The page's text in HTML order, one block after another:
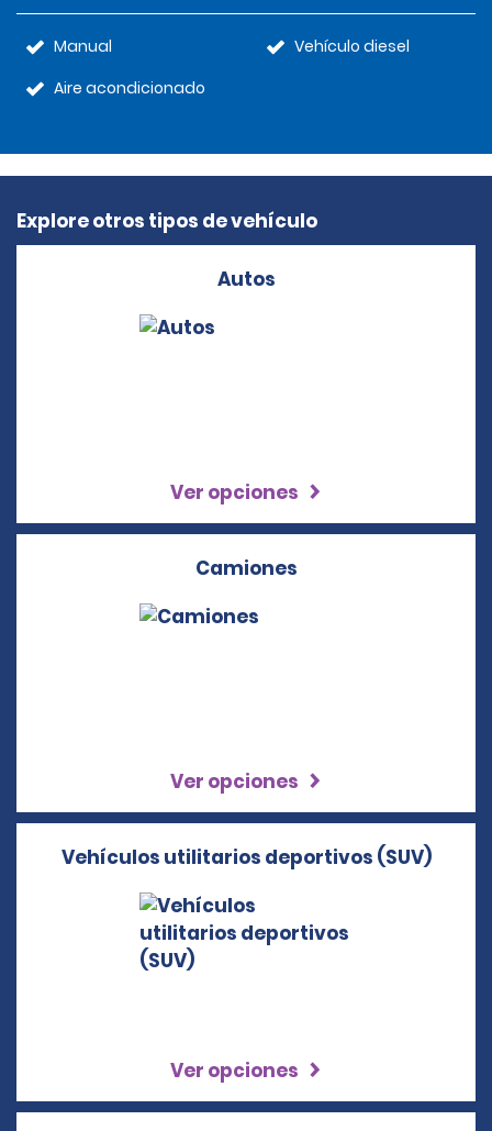
Manual
Aire acondicionado
Vehículo diesel
Explore otros tipos de vehículo
Autos
Ver opciones
Camiones
Ver opciones
Vehículos utilitarios deportivos (SUV)
Ver opciones